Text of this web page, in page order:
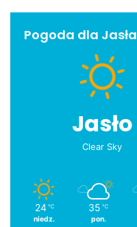
Pogoda dla Jasła
Jasło
Clear Sky
24 ℃
niedz.
35 ℃
pon.